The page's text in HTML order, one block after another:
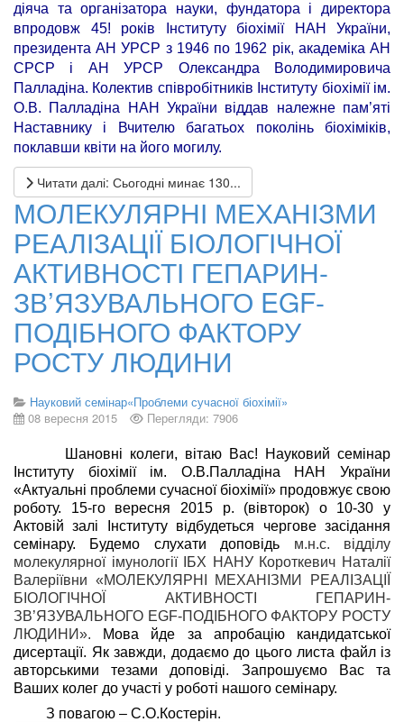
діяча та організатора науки, фундатора і директора
впродовж 45! років Інституту біохімії НАН України,
президента АН УРСР з 1946 по 1962 рік, академіка АН
СРСР і АН УРСР Олександра Володимировича
Палладіна. Колектив співробітників Інституту біохімії ім.
О.В. Палладіна НАН України віддав належне пам’яті
Наставнику і Вчителю багатьох поколінь біохіміків,
поклавши квіти на його могилу.
Читати далі: Сьогодні минає 130...
МОЛЕКУЛЯРНІ МЕХАНІЗМИ
РЕАЛІЗАЦІЇ БІОЛОГІЧНОЇ
АКТИВНОСТІ ГЕПАРИН-
ЗВ’ЯЗУВАЛЬНОГО EGF-
ПОДІБНОГО ФАКТОРУ
РОСТУ ЛЮДИНИ
Науковий семінар«Проблеми сучасної біохімії»
08 вересня 2015
Перегляди: 7906
Шановні колеги, вітаю Вас! Науковий семінар
Інституту біохімії ім. О.В.Палладіна НАН України
«Актуальні проблеми сучасної біохімії» продовжує свою
роботу. 15-го вересня 2015 р. (вівторок) о 10-30 у
Актовій залі Інституту відбудеться чергове засідання
семінару. Будемо слухати доповідь м.н.с. відділу
молекулярної імунології ІБХ НАНУ Короткевич Наталії
Валеріївни «МОЛЕКУЛЯРНІ МЕХАНІЗМИ РЕАЛІЗАЦІЇ
БІОЛОГІЧНОЇ АКТИВНОСТІ ГЕПАРИН-
ЗВ’ЯЗУВАЛЬНОГО EGF-ПОДІБНОГО ФАКТОРУ РОСТУ
ЛЮДИНИ».
Мова йде за апробацію кандидатської
дисертації. Як завжди, додаємо до цього листа файл із
авторськими тезами доповіді. Запрошуємо Вас та
Ваших колег до участі у роботі нашого семінару.
З повагою – С.О.Костерін.